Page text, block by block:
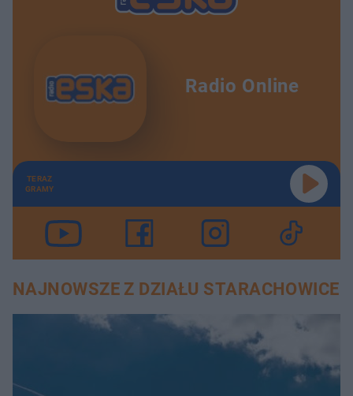
Radio Online
TERAZ
GRAMY
NAJNOWSZE Z DZIAŁU STARACHOWICE